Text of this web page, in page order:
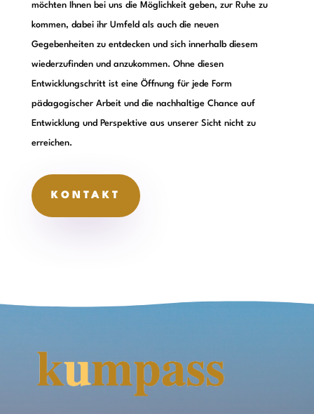
möchten Ihnen bei uns die Möglichkeit geben, zur Ruhe zu
kommen, dabei ihr Umfeld als auch die neuen
Gegebenheiten zu entdecken und sich innerhalb diesem
wiederzufinden und anzukommen. Ohne diesen
Entwicklungschritt ist eine Öffnung für jede Form
pädagogischer Arbeit und die nachhaltige Chance auf
Entwicklung und Perspektive aus unserer Sicht nicht zu
erreichen.
KONTAKT